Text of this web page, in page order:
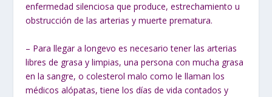
enfermedad silenciosa que produce, estrechamiento u
obstrucción de las arterias y muerte prematura.
– Para llegar a longevo es necesario tener las arterias
libres de grasa y limpias, una persona con mucha grasa
en la sangre, o colesterol malo como le llaman los
médicos alópatas, tiene los días de vida contados y